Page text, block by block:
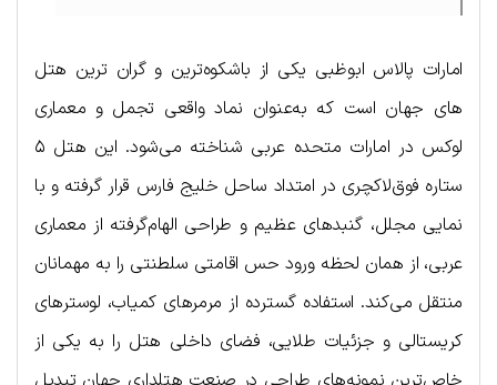
امارات پالاس ابوظبی یکی از باشکوه‌ترین و گران‌ ترین هتل‌
های جهان است که به‌عنوان نماد واقعی تجمل و معماری
لوکس در امارات متحده عربی شناخته می‌شود. این هتل ۵
ستاره فوق‌لاکچری در امتداد ساحل خلیج فارس قرار گرفته و با
نمایی مجلل، گنبدهای عظیم و طراحی الهام‌گرفته از معماری
عربی، از همان لحظه ورود حس اقامتی سلطنتی را به مهمانان
منتقل می‌کند. استفاده گسترده از مرمرهای کمیاب، لوسترهای
کریستالی و جزئیات طلایی، فضای داخلی هتل را به یکی از